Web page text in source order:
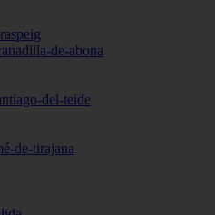
de-abona
del-teide
de-tirajana